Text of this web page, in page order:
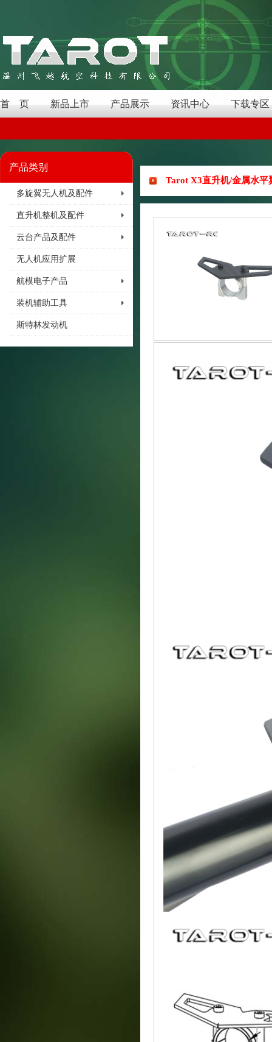
首 页 新品上市 产品展示 资讯中心 下载专区
产品类别
多旋翼无人机及配件
直升机整机及配件
云台产品及配件
无人机应用扩展
航模电子产品
装机辅助工具
斯特林发动机
Tarot X3直升机/金属水